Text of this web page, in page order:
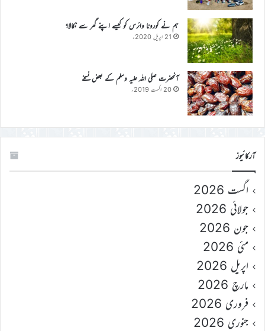
ہم نے کورونا وائرس کو کیسے اپنے گھر سے نکالا؟
21 اپریل 2020ء
آنحضرت صلی اللہ علیہ وسلم کے بعض نسخے
20 اگست 2019ء
آرکائیوز
اگست 2026
جولائی 2026
جون 2026
مئی 2026
اپریل 2026
مارچ 2026
فروری 2026
جنوری 2026